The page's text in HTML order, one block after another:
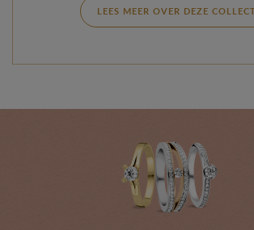
LEES MEER OVER DEZE